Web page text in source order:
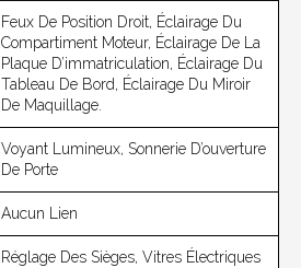
Feux De Position Droit, Éclairage Du
Compartiment Moteur, Éclairage De La
Plaque D’immatriculation, Éclairage Du
Tableau De Bord, Éclairage Du Miroir
De Maquillage.
Voyant Lumineux, Sonnerie D’ouverture
De Porte
Aucun Lien
Réglage Des Sièges, Vitres Électriques